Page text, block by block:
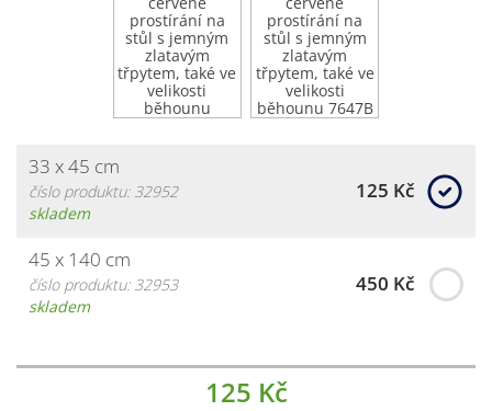
33 x 45 cm
číslo produktu: 32952
skladem
125 Kč
45 x 140 cm
číslo produktu: 32953
skladem
450 Kč
125 Kč